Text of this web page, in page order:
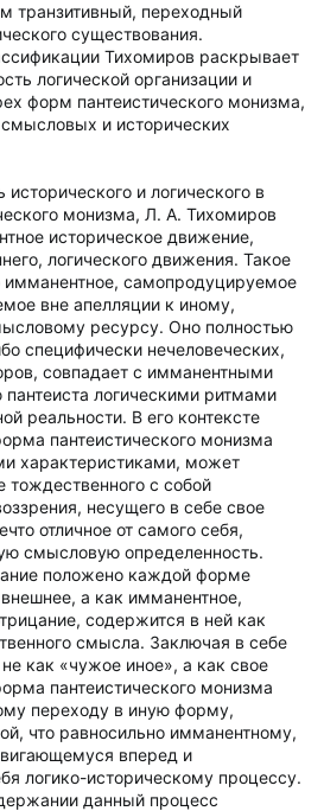
транзитивный, переходный
существования.
Тихомиров раскрывает
логической организации и
форм пантеистического монизма,
и исторических
и логического в
монизма, Л. А. Тихомиров
историческое движение,
логического движения. Такое
имманентное, самопродуцируемое
вне апелляции к иному,
ресурсу. Оно полностью
специфически нечеловеческих,
совпадает с имманентными
логическими ритмами
реальности. В его контексте
пантеистического монизма
характеристиками, может
тождественного с собой
несущего в себе свое
отличное от самого себя,
смысловую определенность.
положено каждой форме
а как имманентное,
содержится в ней как
смысла. Заключая в себе
как «чужое иное», а как свое
пантеистического монизма
переходу в иную форму,
что равносильно имманентному,
вперед и
логико-историческому процессу.
данный процесс